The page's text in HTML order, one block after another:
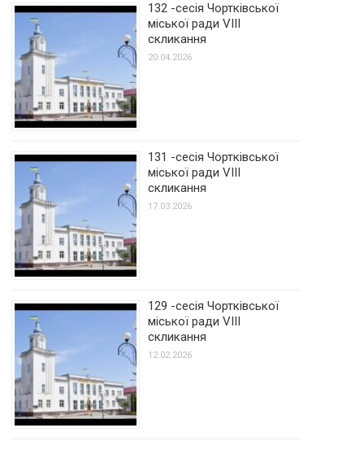
132 -сесія Чортківської
міської ради VIII
скликання
20.04.2026
131 -сесія Чортківської
міської ради VIII
скликання
17.03.2026
129 -сесія Чортківської
міської ради VIII
скликання
12.02.2026